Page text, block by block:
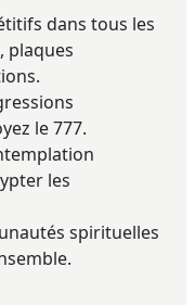
dans tous les
plaques
le 777.
les
spirituelles